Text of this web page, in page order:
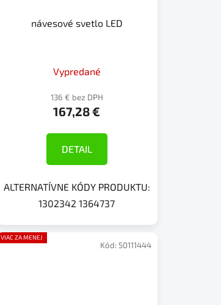
návesové svetlo LED
Vypredané
136 € bez DPH
167,28 €
DETAIL
ALTERNATÍVNE KÓDY PRODUKTU:
1302342 1364737
VIAC ZA MENEJ
Kód: 50111444